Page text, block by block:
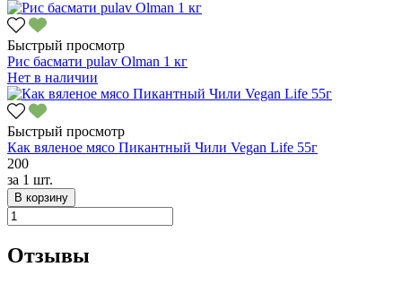
Быстрый просмотр
Рис басмати pulav Olman 1 кг
Нет в наличии
Быстрый просмотр
Как вяленое мясо Пикантный Чили Vegan Life 55г
200
за 1 шт.
В корзину
Отзывы